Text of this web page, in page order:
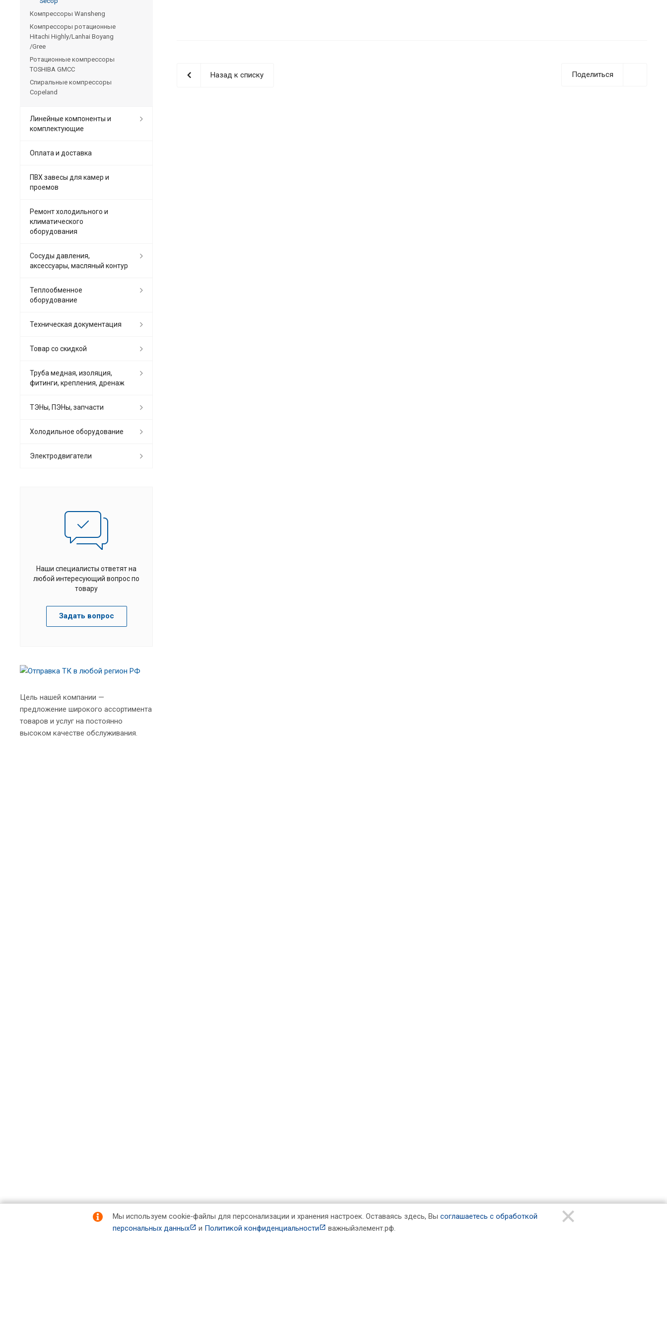
Поделиться
Назад к списку
Компрессоры Wansheng
Компрессоры ротационные
Hitachi Highly/Lanhai Boyang
/Gree
Ротационные компрессоры
TOSHIBA GMCC
Спиральные компрессоры
Copeland
Линейные компоненты и
комплектующие
Оплата и доставка
ПВХ завесы для камер и
проемов
Ремонт холодильного и
климатического
оборудования
Сосуды давления,
аксессуары, масляный контур
Теплообменное
оборудование
Техническая документация
Товар со скидкой
Труба медная, изоляция,
фитинги, крепления, дренаж
ТЭНы, ПЭНы, запчасти
Холодильное оборудование
Электродвигатели
Наши специалисты ответят на
любой интересующий вопрос по
товару
Задать вопрос
Цель нашей компании —
предложение широкого ассортимента
товаров и услуг на постоянно
высоком качестве обслуживания.
Мы используем cookie‑файлы для персонализации и хранения настроек. Оставаясь здесь, Вы соглашаетесь с обработкой
персональных данных
и Политикой конфиденциальности важныйэлемент.рф.